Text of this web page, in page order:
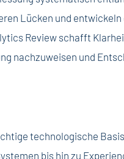
Lücken und
Review schafft
nachzuweisen und
technologische
bis hin zu